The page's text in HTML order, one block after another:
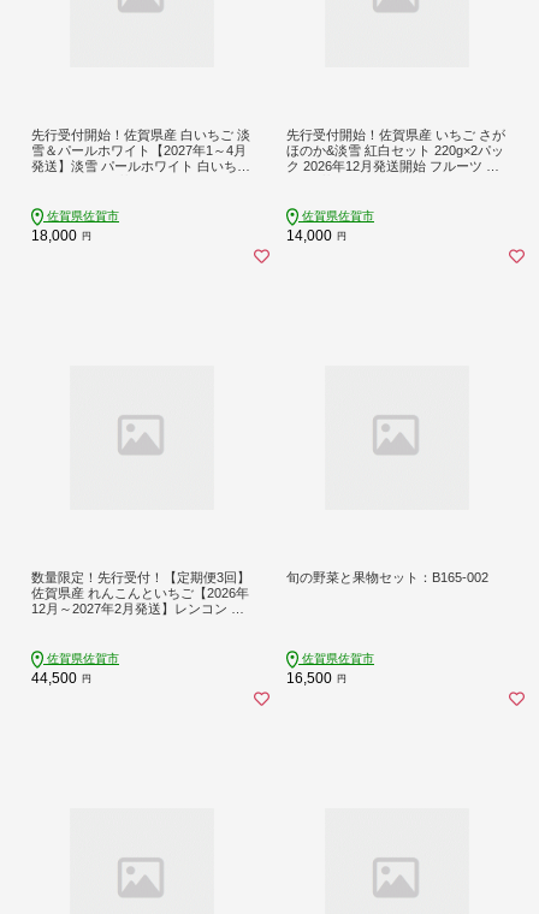
先行受付開始！佐賀県産 白いちご 淡
雪＆パールホワイト【2027年1～4月
発送】淡雪 パールホワイト 白いちご
佐賀県佐賀市
18,000 円
先行受付開始！佐賀県産 いちご さが
ほのか&淡雪 紅白セット 220g×2パッ
ク 2026年12月発送開始 フルーツ 果
園 ：B140-069
佐賀県佐賀市
14,000 円
数量限定！先行受付！【定期便3回】
佐賀県産 れんこんといちご【2026年
12月～2027年2月発送】レンコン れ
期便①
佐賀県佐賀市
44,500 円
旬の野菜と果物セット：B165-002
佐賀県佐賀市
16,500 円